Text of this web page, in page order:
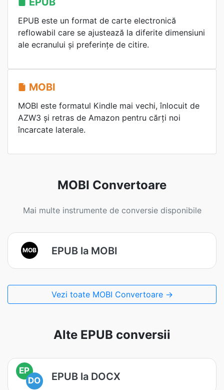
EPUB este un format de carte electronică
reflowabil care se ajustează la diferite dimensiuni
ale ecranului și preferințe de citire.
MOBI
MOBI este formatul Kindle mai vechi, înlocuit de
AZW3 și retras de Amazon pentru cărți noi
încarcate laterale.
MOBI Convertoare
Mai multe instrumente de conversie disponibile
MOB EPUB la MOBI
Vezi toate MOBI Convertoare →
Alte EPUB conversii
EP
DO
EPUB la DOCX